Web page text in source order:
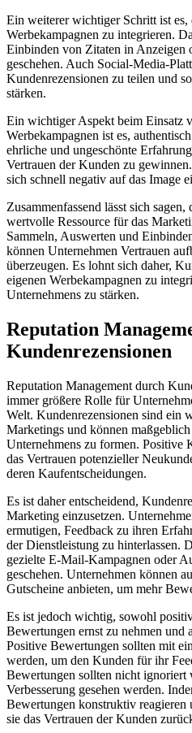
Ein weiterer wichtiger Schritt ist
Werbekampagnen zu integrieren.
Einbinden von Zitaten in Anzeigen
geschehen. Auch Social-Media-
Kundenrezensionen zu teilen und
stärken.
Ein wichtiger Aspekt beim Einsatz
Werbekampagnen ist es,
ehrliche und ungeschönte
Vertrauen der Kunden zu
sich schnell negativ auf das Image
Zusammenfassend lässt sich
wertvolle Ressource für das
Sammeln, Auswerten und
können Unternehmen Vertrauen
überzeugen. Es lohnt sich daher,
eigenen Werbekampagnen zu
Unternehmens zu stärken.
Reputation
Kundenrezensionen
Reputation Management durch
immer größere Rolle für
Welt. Kundenrezensionen sind ein
Marketings und können
Unternehmens zu formen. Positive
das Vertrauen potenzieller
deren Kaufentscheidungen.
Es ist daher entscheidend,
Marketing einzusetzen.
ermutigen, Feedback zu ihren
der Dienstleistung zu hinterlassen.
gezielte E-Mail-Kampagnen oder
geschehen. Unternehmen können
Gutscheine anbieten, um mehr
Es ist jedoch wichtig, sowohl
Bewertungen ernst zu nehmen und
Positive Bewertungen sollten mit
werden, um den Kunden für ihr
Bewertungen sollten nicht ignoriert
Verbesserung gesehen werden.
Bewertungen konstruktiv reagieren
sie das Vertrauen der Kunden